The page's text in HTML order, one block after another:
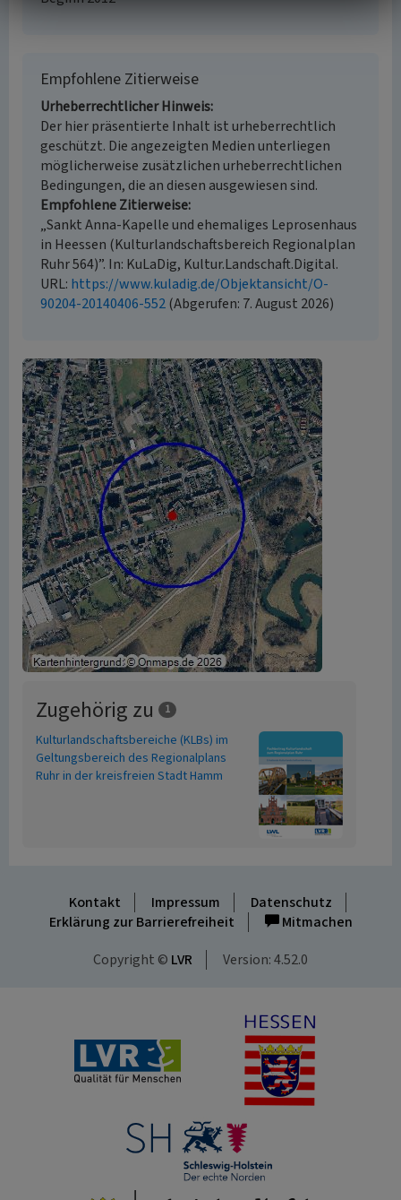
Empfohlene Zitierweise
Urheberrechtlicher Hinweis
Der hier präsentierte Inhalt ist urheberrechtlich
geschützt. Die angezeigten Medien unterliegen
möglicherweise zusätzlichen urheberrechtlichen
Bedingungen, die an diesen ausgewiesen sind.
Empfohlene Zitierweise
„Sankt Anna-Kapelle und ehemaliges Leprosenhaus
in Heessen (Kulturlandschaftsbereich Regionalplan
Ruhr 564)”. In: KuLaDig, Kultur.Landschaft.Digital.
URL: https://www.kuladig.de/Objektansicht/O-
90204-20140406-552(Abgerufen: 7. August 2026)
Zugehörig zu 1
Kulturlandschaftsbereiche (KLBs) im
Geltungsbereich des Regionalplans
Ruhr in der kreisfreien Stadt Hamm
Kontakt Impressum
Datenschutz
Erklärung zur Barrierefreiheit
Mitmachen
Copyright © LVR Version: 4.52.0